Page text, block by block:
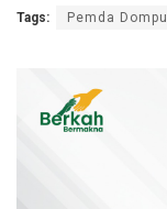
Tags: Pemda Dompu